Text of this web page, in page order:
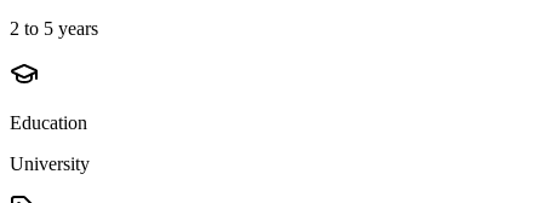
2 to 5 years
Education
University